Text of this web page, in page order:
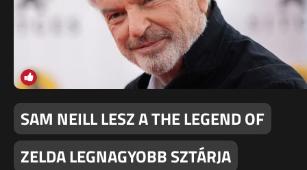
SAM NEILL LESZ A THE LEGEND OF
ZELDA LEGNAGYOBB SZTÁRJA